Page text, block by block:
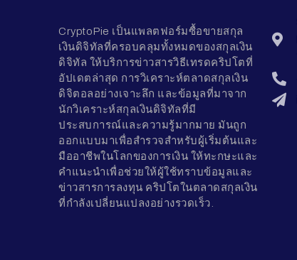
CryptoPie เป็นแพลตฟอร์มซื้อขายสกุล
เงินดิจิทัลที่ครอบคลุมทั้งหมดของสกุลเงิน
ดิจิทัล ให้บริการข่าวสารวิธีเทรดคริปโตที่
อัปเดตล่าสุด การวิเคราะห์ตลาดสกุลเงิน
ดิจิตอลอย่างเจาะลึก และข้อมูลที่มาจาก
นักวิเคราะห์สกุลเงินดิจิทัลที่มี
ประสบการณ์และความรู้มากมาย มันถูก
ออกแบบมาเพื่อสำรวจสำหรับผู้เริ่มต้นและ
มืออาชีพในโลกของการเงิน ให้ทะกษะและ
คำแนะนำเพื่อช่วยให้ผู้ใช้ทราบข้อมูลและ
ข่าวสารการลงทุน คริปโตในตลาดสกุลเงิน
ที่กำลังเปลี่ยนแปลงอย่างรวดเร็ว.